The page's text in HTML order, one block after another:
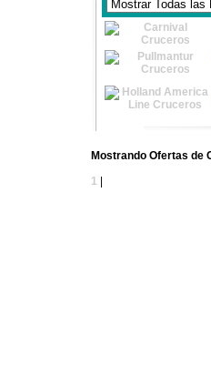
Mostrando Ofertas de
1